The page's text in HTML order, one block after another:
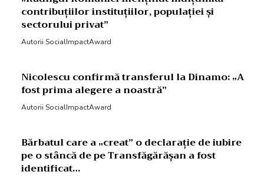
contribuțiilor instituțiilor, populației și
sectorului privat”
Autorii SocialImpactAward
Nicolescu confirmă transferul la Dinamo: „A
fost prima alegere a noastră”
Autorii SocialImpactAward
Bărbatul care a „creat” o declarație de iubire
pe o stâncă de pe Transfăgărășan a fost
identificat…